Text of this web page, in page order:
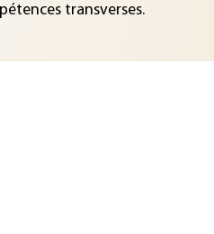
transverses.